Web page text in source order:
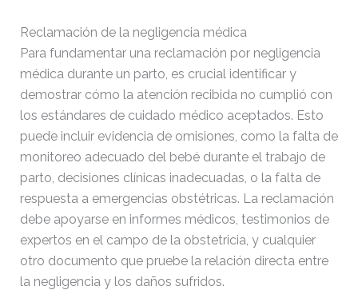
Reclamación de la negligencia médica
Para fundamentar una reclamación por negligencia
médica durante un parto, es crucial identificar y
demostrar cómo la atención recibida no cumplió con
los estándares de cuidado médico aceptados. Esto
puede incluir evidencia de omisiones, como la falta de
monitoreo adecuado del bebé durante el trabajo de
parto, decisiones clínicas inadecuadas, o la falta de
respuesta a emergencias obstétricas. La reclamación
debe apoyarse en informes médicos, testimonios de
expertos en el campo de la obstetricia, y cualquier
otro documento que pruebe la relación directa entre
la negligencia y los daños sufridos.